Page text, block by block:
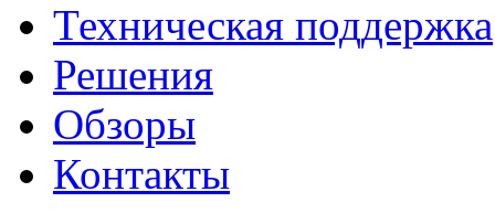
Техническая поддержка
Решения
Обзоры
Контакты